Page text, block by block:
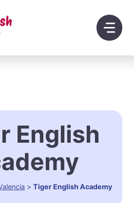
English
> Tiger English Academy